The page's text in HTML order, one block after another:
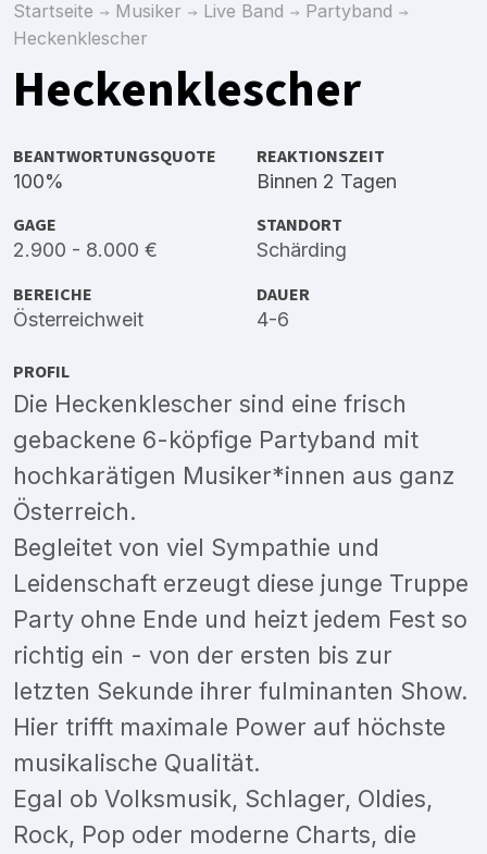
Startseite Musiker Live Band
Partyband
Heckenklescher
Heckenklescher
BEANTWORTUNGSQUOTE
100%
REAKTIONSZEIT
Binnen 2 Tagen
GAGE
2.900 - 8.000 €
STANDORT
Schärding
BEREICHE
Österreichweit
DAUER
4-6
PROFIL
Die Heckenklescher sind eine frisch
gebackene 6-köpfige Partyband mit
hochkarätigen Musiker*innen aus ganz
Österreich.
Begleitet von viel Sympathie und
Leidenschaft erzeugt diese junge Truppe
Party ohne Ende und heizt jedem Fest so
richtig ein - von der ersten bis zur
letzten Sekunde ihrer fulminanten Show.
Hier trifft maximale Power auf höchste
musikalische Qualität.
Egal ob Volksmusik, Schlager, Oldies,
Rock, Pop oder moderne Charts, die